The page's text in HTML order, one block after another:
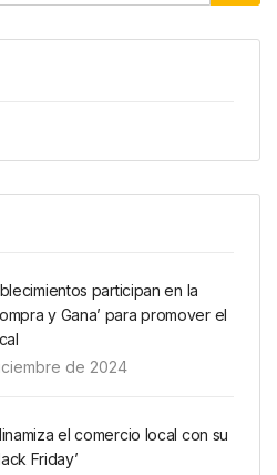
participan en la
y Gana’ para promover el
de 2024
el comercio local con su
Friday’